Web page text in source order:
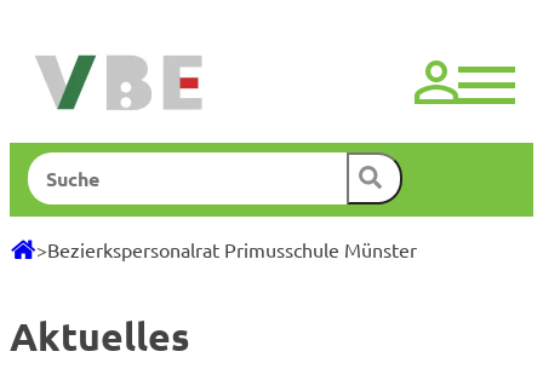
springen
Suchen
>Bezierkspersonalrat Primusschule Münster
Aktuelles